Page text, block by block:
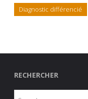
Diagnostic différencié
RECHERCHER